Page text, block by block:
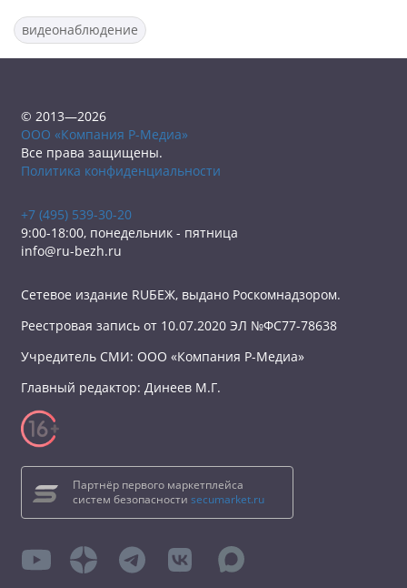
видеонаблюдение
© 2013—2026
ООО «Компания Р-Медиа»
Все права защищены.
Политика конфиденциальности
+7 (495) 539-30-20
9:00-18:00, понедельник - пятница
info@ru-bezh.ru
Сетевое издание RUБЕЖ, выдано Роскомнадзором.
Реестровая запись от 10.07.2020 ЭЛ №ФС77-78638
Учредитель СМИ: ООО «Компания Р-Медиа»
Главный редактор: Динеев М.Г.
Партнёр первого маркетплейса
систем безопасности secumarket.ru